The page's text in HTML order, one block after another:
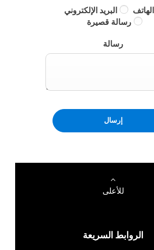
الهاتف
البريد الإلكتروني
رسالة قصيرة
رسالة
إرسال
للأعلى
الروابط السريعة